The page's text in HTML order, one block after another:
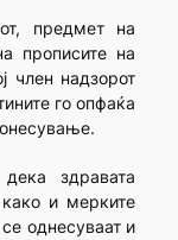
предмет на
прописите на
член надзорот
го опфаќа
здравата
и мерките
однесуваат и